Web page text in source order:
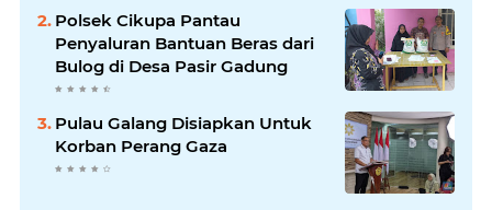
Polsek Cikupa Pantau
Penyaluran Bantuan Beras dari
Bulog di Desa Pasir Gadung
Pulau Galang Disiapkan Untuk
Korban Perang Gaza